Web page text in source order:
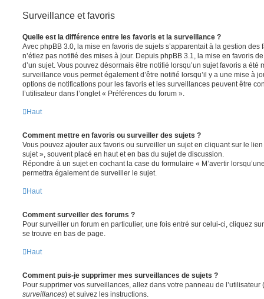
Surveillance et favoris
Quelle est la différence entre les favoris et la surveillance ?
Avec phpBB 3.0, la mise en favoris de sujets s’apparentait à la gestion des
n’étiez pas notifié des mises à jour. Depuis phpBB 3.1, la mise en favoris
d’un sujet. Vous pouvez désormais être notifié lorsqu’un sujet favoris a été
surveillance vous permet également d’être notifié lorsqu’il y a une mise à
options de notifications pour les favoris et les surveillances peuvent être
l’utilisateur dans l’onglet « Préférences du forum ».
Haut
Comment mettre en favoris ou surveiller des sujets ?
Vous pouvez ajouter aux favoris ou surveiller un sujet en cliquant sur le
sujet », souvent placé en haut et en bas du sujet de discussion.
Répondre à un sujet en cochant la case du formulaire « M’avertir
permettra également de surveiller le sujet.
Haut
Comment surveiller des forums ?
Pour surveiller un forum en particulier, une fois entré sur celui-ci, cliquez
se trouve en bas de page.
Haut
Comment puis-je supprimer mes surveillances de sujets ?
Pour supprimer vos surveillances, allez dans votre panneau de l’utilisateur
surveillances) et suivez les instructions.